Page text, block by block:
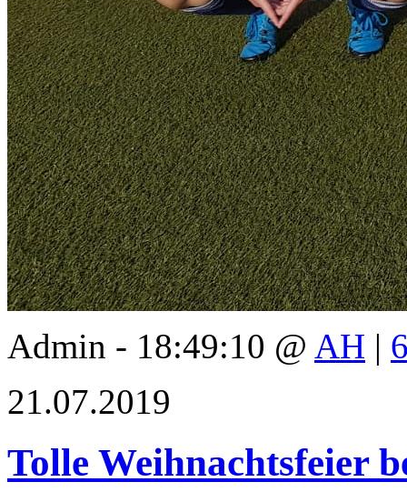
Admin - 18:49:10 @ AH |
21.07.2019
Tolle Weihnachtsfeier